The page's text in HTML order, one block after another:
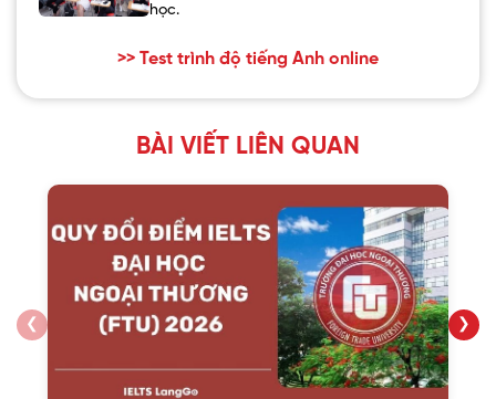
học.
>> Test trình độ tiếng Anh online
BÀI VIẾT LIÊN QUAN
❮ ❯